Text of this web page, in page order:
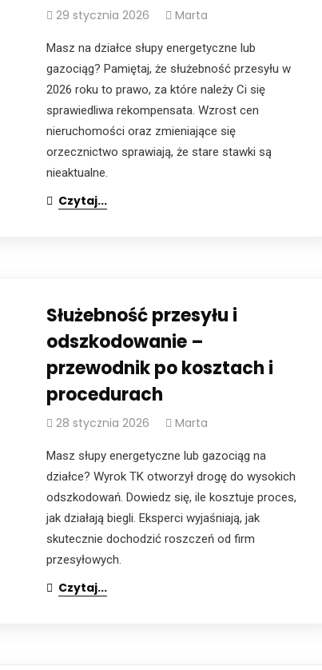
29 stycznia 2026 Marta
Masz na działce słupy energetyczne lub
gazociąg? Pamiętaj, że służebność przesyłu w
2026 roku to prawo, za które należy Ci się
sprawiedliwa rekompensata. Wzrost cen
nieruchomości oraz zmieniające się
orzecznictwo sprawiają, że stare stawki są
nieaktualne.
Czytaj...
Służebność przesyłu i
odszkodowanie –
przewodnik po kosztach i
procedurach
28 stycznia 2026 Marta
Masz słupy energetyczne lub gazociąg na
działce? Wyrok TK otworzył drogę do wysokich
odszkodowań. Dowiedz się, ile kosztuje proces,
jak działają biegli. Eksperci wyjaśniają, jak
skutecznie dochodzić roszczeń od firm
przesyłowych.
Czytaj...